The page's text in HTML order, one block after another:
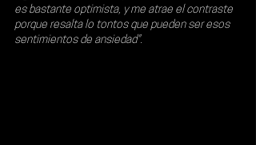
es bastante optimista, y me atrae el contraste
porque resalta lo tontos que pueden ser esos
sentimientos de ansiedad".